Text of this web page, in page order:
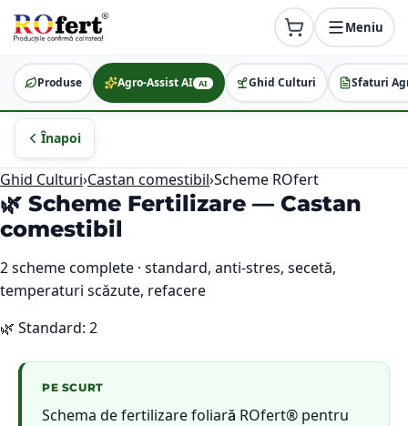
Meniu
Produse Agro-Assist AI AI Ghid Culturi Sfaturi
Înapoi
Ghid Culturi›Castan comestibil›Scheme ROfert
🌿 Scheme Fertilizare — Castan
comestibil
2scheme complete · standard, anti-stres, secetă,
temperaturi scăzute, refacere
🌿 Standard: 2
PE SCURT
Schema de fertilizare foliară ROfert® pentru